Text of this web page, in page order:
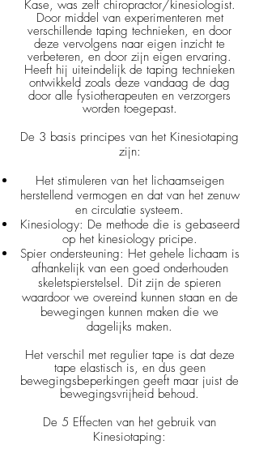
Kase, was zelf chiropractor/kinesiologist.
Door middel van experimenteren met
verschillende taping technieken, en door
deze vervolgens naar eigen inzicht te
verbeteren, en door zijn eigen ervaring.
Heeft hij uiteindelijk de taping technieken
ontwikkeld zoals deze vandaag de dag
door alle fysiotherapeuten en verzorgers
worden toegepast.
De 3 basis principes van het Kinesiotaping
zijn:
Het stimuleren van het lichaamseigen
herstellend vermogen en dat van het zenuw
en circulatie systeem.
Kinesiology: De methode die is gebaseerd
op het kinesiology pricipe.
Spier ondersteuning: Het gehele lichaam is
afhankelijk van een goed onderhouden
skeletspierstelsel. Dit zijn de spieren
waardoor we overeind kunnen staan en de
bewegingen kunnen maken die we
dagelijks maken.
Het verschil met regulier tape is dat deze
tape elastisch is, en dus geen
bewegingsbeperkingen geeft maar juist de
bewegingsvrijheid behoud.
De 5 Effecten van het gebruik van
Kinesiotaping: